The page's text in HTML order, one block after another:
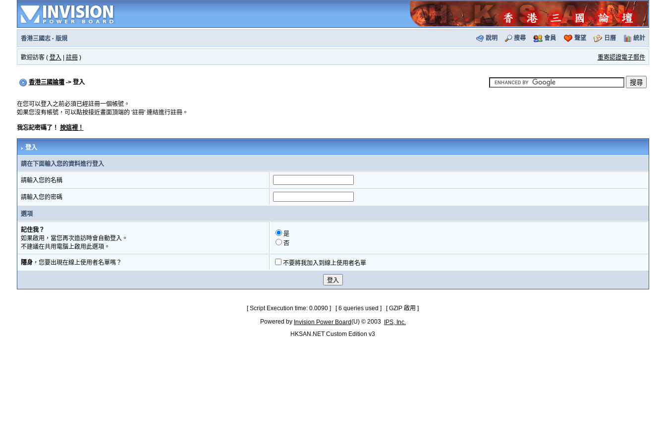
香港三國志· 版規 說明 搜尋 會員 聲望 日曆 統計
歡迎訪客 ( 登入 註冊) 重寄認證電子郵件
香港三國論壇-> 登入
在您可以登入之前必須已經註冊一個帳號。
如果您沒有帳號，可以點按接近畫面頂端的 '註冊' 連結進行註冊。
我忘記密碼了！ 按這裡！
登入
請在下面輸入您的資料進行登入
請輸入您的名稱
請輸入您的密碼
選項
記住我？
如果啟用，當您再次造訪時會自動登入。
不建議在共用電腦上啟用此選項。
是
否
隱身，您要出現在線上使用者名單嗎？ 不要將我加入到線上使用者名單
[ Script Execution time: 0.0090 ] [ 6 queries used ] [ GZIP 啟用 ]
Powered by Invision Power Board(U) © 2003
IPS, Inc.
HKSAN.NET Custom Edition v3